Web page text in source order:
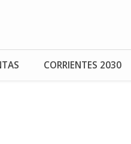
CORRIENTES 2030